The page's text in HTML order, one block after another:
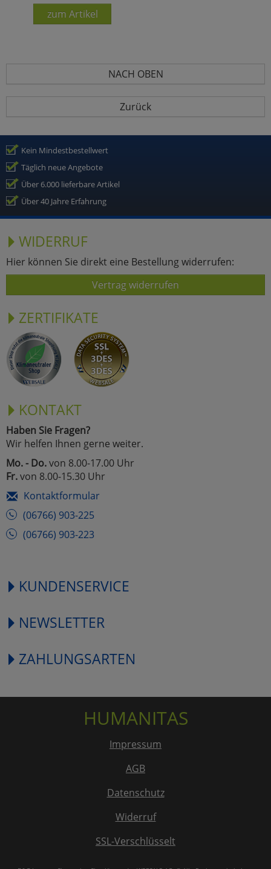
zum Artikel
NACH OBEN
Zurück
Kein Mindestbestellwert
Täglich neue Angebote
Über 6.000 lieferbare Artikel
Über 40 Jahre Erfahrung
WIDERRUF
Hier können Sie direkt eine Bestellung widerrufen:
Vertrag widerrufen
ZERTIFIKATE
KONTAKT
Haben Sie Fragen?
Wir helfen Ihnen gerne weiter.
Mo. - Do.von 8.00-17.00 Uhr
Fr.von 8.00-15.30 Uhr
Kontaktformular
(06766) 903-225
(06766) 903-223
KUNDENSERVICE
NEWSLETTER
ZAHLUNGSARTEN
HUMANITAS
Impressum
AGB
Datenschutz
Widerruf
SSL-Verschlüsselt